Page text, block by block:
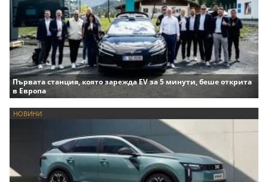
Първата станция, която зарежда EV за 5 минути, беше открита
в Европа
НОВИНИ